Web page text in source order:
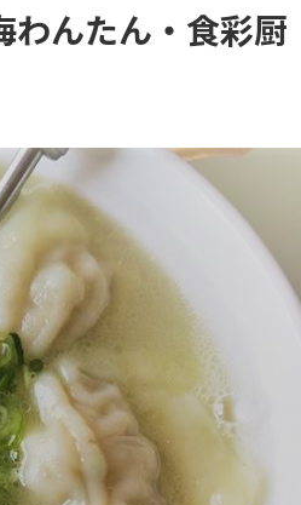
んたん・食彩厨